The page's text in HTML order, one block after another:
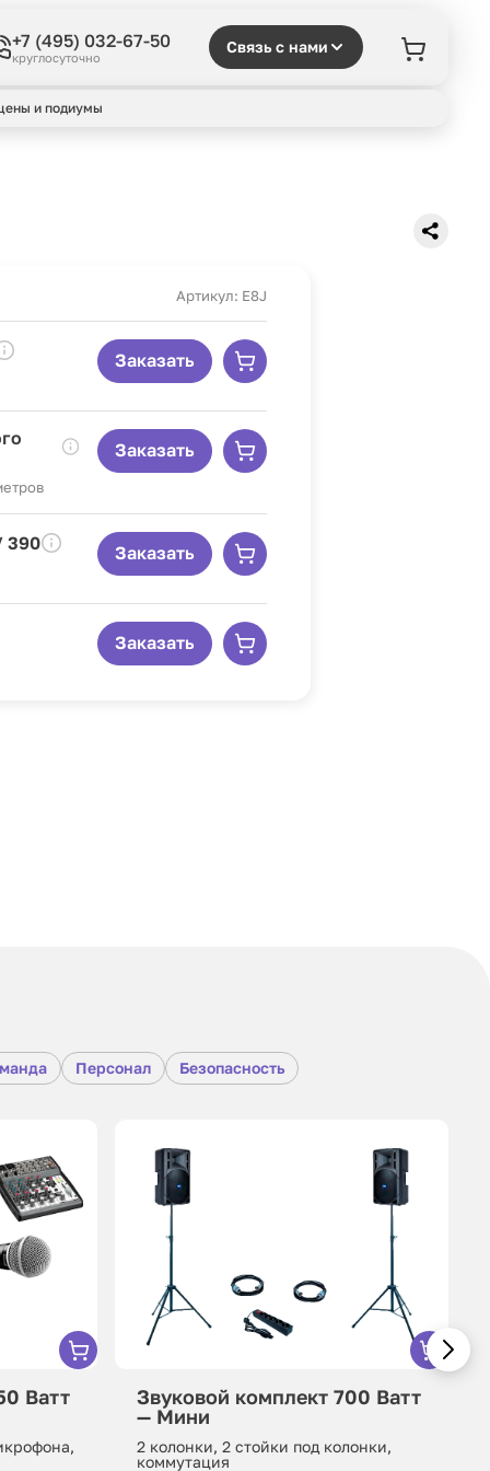
+7 (495) 032-67-50
круглосуточно
Связь с нами
и подиумы
Артикул: E8J
Заказать
Заказать
390 Заказать
Заказать
Персонал Безопасность
Ватт
Звуковой комплект 700 Ватт
— Мини
2 колонки, 2 стойки под колонки,
коммутация